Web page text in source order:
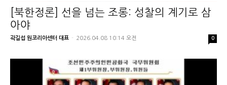
[북한정론] 선을 넘는 조롱: 성찰의 계기로 삼
아야
곽길섭 원코리아센터 대표 - 2026.04.08 10:14 오전 0